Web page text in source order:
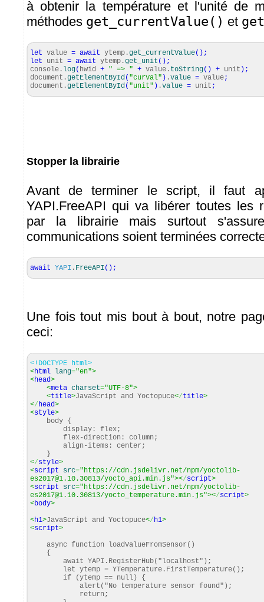
à obtenir la température et l'unité de
méthodes get_currentValue() et
let value = await ytemp.get_currentValue( ) ;
let unit = await ytemp.get_unit ( ) ;
console. log( hwid + " => " + value. toString( ) + unit ) ;
document.getElementById( "curVal" ) .value = value;
document.getElementById( "unit" ) .value = unit ;
Stopper la librairie
Avant de terminer le script, il faut
YAPI.FreeAPI qui va libérer toutes les
par la librairie mais surtout
communications soient terminées
await YAPI . FreeAPI ( ) ;
Une fois tout mis bout à bout, notre
ceci:
<!DOCTYPE html>
<html lang="en">
<head>
<meta charset="UTF-8">
<title>JavaScript and Yoctopuce</title>
</head>
<style>
body {
display: flex;
flex-direction: column;
align-items: center;
}
</style>
<script src="https://cdn.jsdelivr.net/npm/yoctolib-
es2017@1.10.30813/yocto_api.min.js"></script>
<script src="https://cdn.jsdelivr.net/npm/yoctolib-
es2017@1.10.30813/yocto_temperature.min.js"></script>
<body>
<h1>JavaScript and Yoctopuce</h1>
<script>
async function loadValueFromSensor()
{
await YAPI.RegisterHub("localhost");
let ytemp = YTemperature.FirstTemperature();
if (ytemp == null) {
alert("No temperature sensor found");
return;